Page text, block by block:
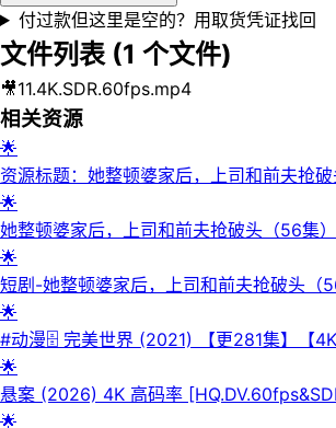
付过款但这里是空的？用取货凭证找回
文件列表 (1 个文件)
🎥11.4K.SDR.60fps.mp4
相关资源
🌟
资源标题：她整顿婆家后，上司和前夫抢
＆ 金子璇
🌟
她整顿婆家后，上司和前夫抢破头（56集
🌟
短剧-她整顿婆家后，上司和前夫抢破头（
🌟
#动漫🗄 完美世界 (2021) 【更281集】【4K WEB-DL】【内嵌
简中】【奇幻/动画】【国漫】📜介绍：改
说。一粒尘可填海，一根草斩尽日月星辰，
年石昊因天生至尊骨被夺，从大荒中的石村
🌟
悬案 (2026) 4K 高码率
🌟